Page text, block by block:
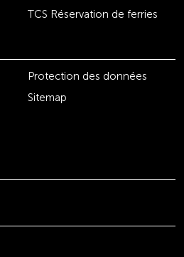
TCS Réservation de ferries
Protection des données
Sitemap